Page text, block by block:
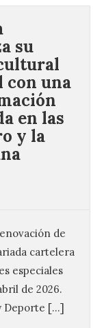
su
con una
en las
y la
de
cartelera
especiales
de 2026.
Deporte […]